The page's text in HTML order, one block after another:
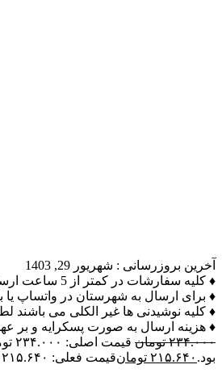
آخرین بروزرسانی : شهریور 29, 1403
♦ کلیه سفارشات در کمتر از 5 ساعت ارسال میگردد.
♦ برای ارسال به شهرستان در واتساپ یا
♦ کلیه نوشیدنی ها غیر الکلی می باشند
♦ هزینه ارسال به صورت پسکرایه و بر
۲۳۴.۰۰۰ تومان
قیمت
بود. ۲۱۵.۶۴۰ تومانقیمت فعلی: ۲۱۵.۶۴۰ تومان.